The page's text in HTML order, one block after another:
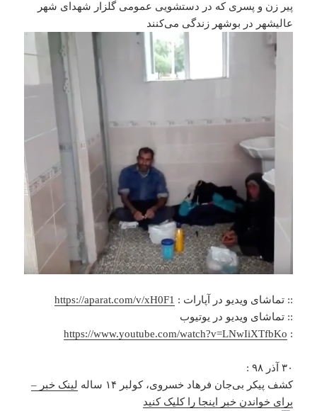
پیر زن و پسری که در دستشویی عمومی گلزار شهدای شهر
عالیشهر در بوشهر زندگی می‌کنند
:: تماشای ویدیو در آپارات : https://aparat.com/v/xH0F1
:: تماشای ویدیو در یوتیوب
:
https://www.youtube.com/watch?v=LNwIiXTfbKo
۳۰ آذر ۹۸ :
کشف پیکر بی‌جان فرهاد خسروی، کولبر ۱۴ ساله
لینک خبر –
برای خواندن خبر اینجا را کلیک کنید